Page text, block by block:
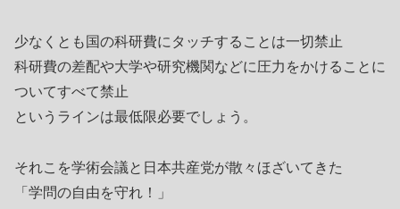
少なくとも国の科研費にタッチすることは一切禁止
科研費の差配や大学や研究機関などに圧力をかけることに
ついてすべて禁止
というラインは最低限必要でしょう。
それこを学術会議と日本共産党が散々ほざいてきた
「学問の自由を守れ！」